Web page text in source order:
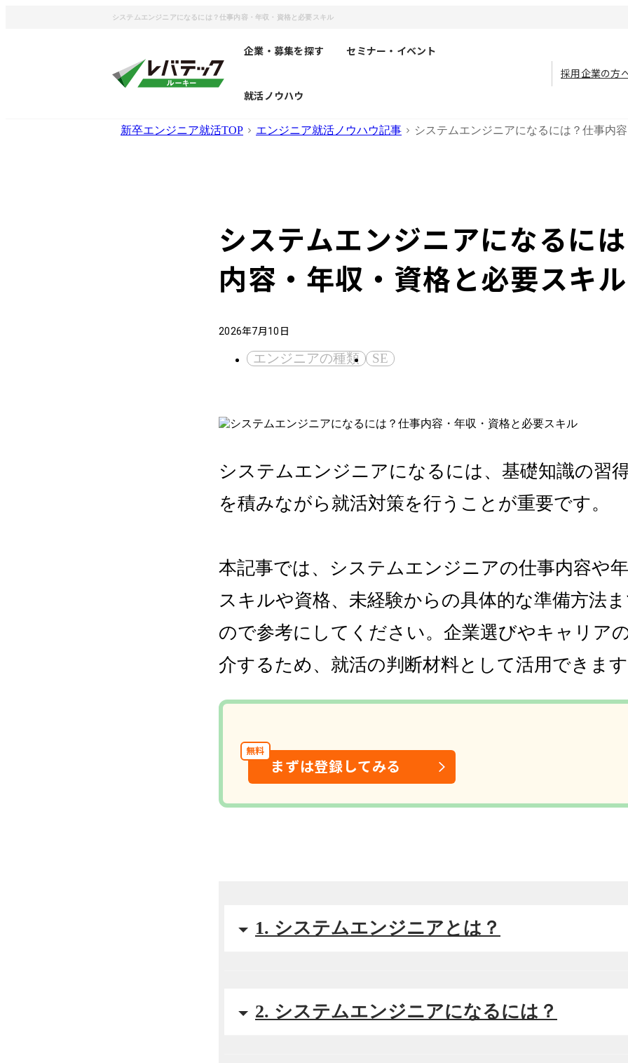
システムエンジニアになるには？仕事内容・年収・資格と必要スキル
企業・募集を探す セミナー・イベント
就活ノウハウ
採用企業の方
新卒エンジニア就活TOP エンジニア就活ノウハウ記事 システムエンジニアになるには？仕事内
システムエンジニアになるに
内容・年収・資格と必要スキル
2026年7月10日
エンジニアの種類 SE
システムエンジニアになるには、基礎知識の習
を積みながら就活対策を行うことが重要です。
本記事では、システムエンジニアの仕事内容や
スキルや資格、未経験からの具体的な準備方法
ので参考にしてください。企業選びやキャリア
介するため、就活の判断材料として活用できま
無料
まずは登録してみる
1. システムエンジニアとは？
2. システムエンジニアになるには？